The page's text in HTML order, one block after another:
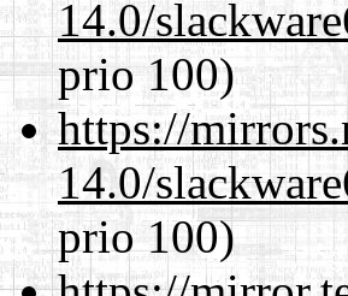
14.0/
prio 100)
https://
14.0/
prio 100)